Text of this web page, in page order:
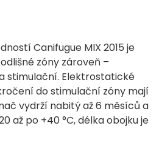
Canifugue MIX 2015 je
zóny zároveň –
stimulační. Elektrostatické
do stimulační zóny mají
vydrží nabitý až 6 měsíců a
až po +40 °C, délka obojku je